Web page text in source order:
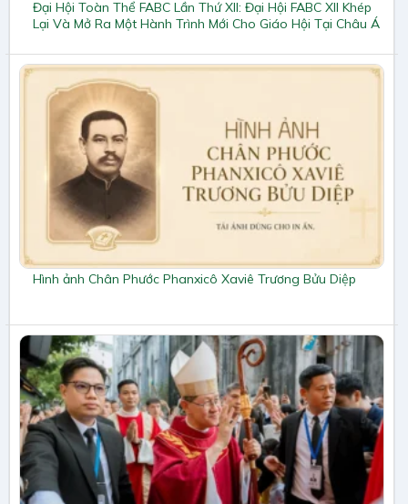
Đại Hội Toàn Thể FABC Lần Thứ XII: Đại Hội FABC XII Khép
Lại Và Mở Ra Một Hành Trình Mới Cho Giáo Hội Tại Châu Á
Hình ảnh Chân Phước Phanxicô Xaviê Trương Bửu Diệp